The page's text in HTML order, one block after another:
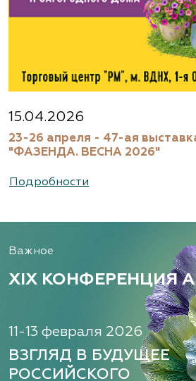
15.04.2026
23-26 апреля - 47-ая
"ФАЗЕНДА. ВЕСНА 2026"
Подробности
Важное
XIX КОНФЕРЕНЦИЯ
11-13 февраля 2026
ВЗГЛЯД В БУДУЩЕЕ
РОССИЙСКОГО